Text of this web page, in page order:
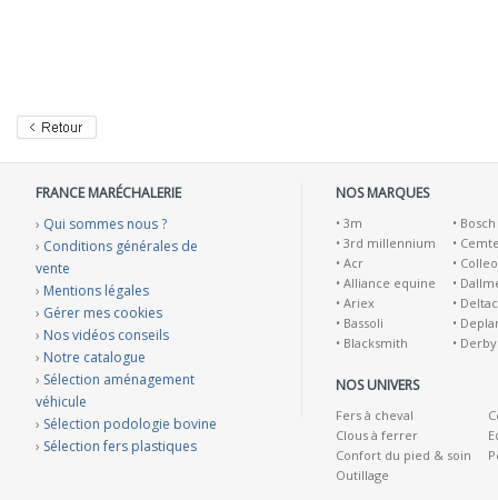
FRANCE MARÉCHALERIE
› Qui sommes nous ?
› Conditions générales de
vente
› Mentions légales
› Gérer mes cookies
› Nos vidéos conseils
› Notre catalogue
› Sélection aménagement
véhicule
› Sélection podologie bovine
› Sélection fers plastiques
NOS MARQUES
• 3m
• 3rd millennium
• Acr
• Alliance equine
• Ariex
• Bassoli
• Blacksmith
• Bosch
•
•
•
•
•
• Derby
NOS UNIVERS
Fers à cheval
Clous à ferrer
Confort du pied & soin
Outillage